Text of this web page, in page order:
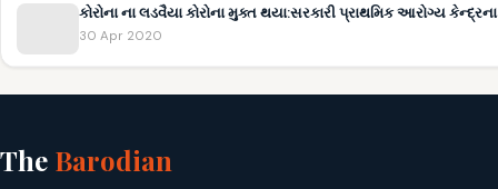
કોરોના ના લડવૈયા કોરોના મુક્ત થયા:સરકારી પ્રાથમિક આરોગ્ય
30 Apr 2020
The Barodian